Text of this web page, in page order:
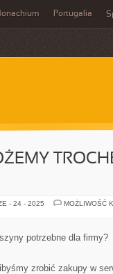
Portugalia
- 24 - 2025
MOŻLIWOŚĆ
potrzebne dla firmy?
zrobić zakupy w